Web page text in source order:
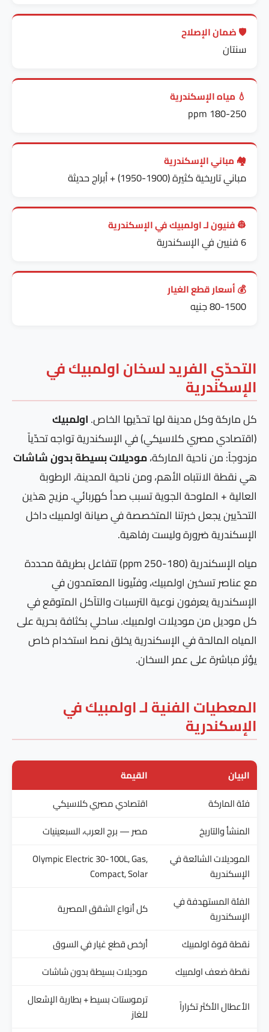
🛡️ ضمان الإصلاح
سنتان
💧 مياه الإسكندرية
180-250 ppm
🏘️ مباني الإسكندرية
مباني تاريخية كثيرة (1900-1950) + أبراج حديثة
👷 فنيون لـ اولمبيك في الإسكندرية
6 فنيين في الإسكندرية
💰 أسعار قطع الغيار
80-1500 جنيه
التحدّي الفريد لسخان اولمبيك في
الإسكندرية
كل ماركة وكل مدينة لها تحدّيها الخاص.اولمبيك
(اقتصادي مصري كلاسيكي) في الإسكندرية تواجه تحدّياً
مزدوجاً: من ناحية الماركة،موديلات بسيطة بدون شاشات
هي نقطة الانتباه الأهم، ومن ناحية المدينة، الرطوبة
العالية + الملوحة الجوية تسبب صدأ كهربائي. مزيج هذين
التحدّيين يجعل خبرتنا المتخصصة في صيانة اولمبيك داخل
الإسكندرية ضرورة وليست رفاهية.
مياه الإسكندرية (180-250 ppm) تتفاعل بطريقة محددة
مع عناصر تسخين اولمبيك، وفنّيونا المعتمدون في
الإسكندرية يعرفون نوعية الترسبات والتآكل المتوقع في
كل موديل من موديلات اولمبيك. ساحلي بكثافة بحرية على
المياه المالحة في الإسكندرية يخلق نمط استخدام خاص
يؤثر مباشرة على عمر السخان.
المعطيات الفنية لـ اولمبيك في
الإسكندرية
البيان
القيمة
فئة الماركة
اقتصادي مصري كلاسيكي
المنشأ والتاريخ
مصر — برج العرب، السبعينيات
الموديلات الشائعة في
الإسكندرية
Olympic Electric 30-100L, Gas,
Compact, Solar
الفئة المستهدفة في
الإسكندرية
كل أنواع الشقق المصرية
نقطة قوة اولمبيك
أرخص قطع غيار في السوق
نقطة ضعف اولمبيك
موديلات بسيطة بدون شاشات
الأعطال الأكثر تكراراً
ترموستات بسيط + بطارية الإشعال
للغاز